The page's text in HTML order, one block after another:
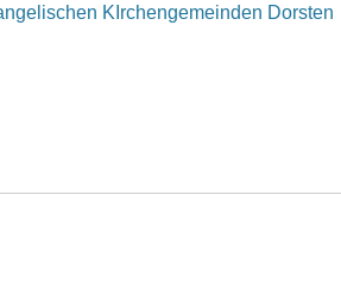
KIrchengemeinden Dorsten